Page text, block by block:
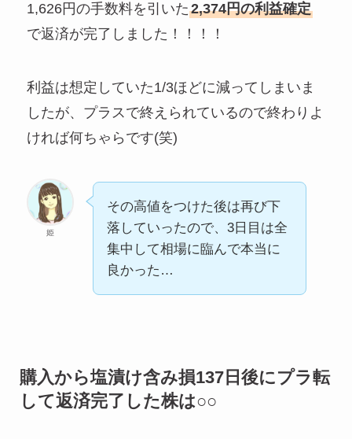
1,626円の手数料を引いた2,374円の利益確定
で返済が完了しました！！！！
利益は想定していた1/3ほどに減ってしまいま
したが、プラスで終えられているので終わりよ
ければ何ちゃらです(笑)
姫
その高値をつけた後は再び下
落していったので、3日目は全
集中して相場に臨んで本当に
良かった…
購入から塩漬け含み損137日後にプラ転
して返済完了した株は○○